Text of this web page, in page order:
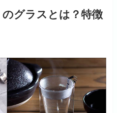
グラスとは？特徴